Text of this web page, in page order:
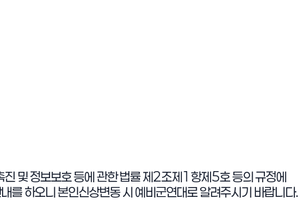
및 정보보호 등에 관한 법률 제2조제1 항제5호 등의 규정에
를 하오니 본인신상변동 시 예비군연대로 알려주시기 바랍니다.